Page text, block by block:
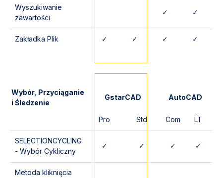
Wyszukiwanie
zawartości
✓ ✓
Zakładka Plik ✓ ✓ ✓ ✓
Wybór, Przyciąganie
i Śledzenie
GstarCAD AutoCAD
Pro Std Com LT
SELECTIONCYCLING
- Wybór Cykliczny
✓ ✓ ✓ ✓
Metoda kliknięcia